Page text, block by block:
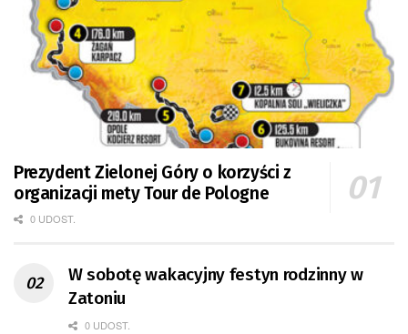
Prezydent Zielonej Góry o korzyści z
organizacji mety Tour de Pologne
0 UDOST.
W sobotę wakacyjny festyn rodzinny w
Zatoniu
0 UDOST.